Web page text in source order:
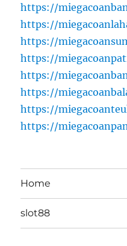
https://
https://
https://
https://
https://
https://
https://
https://
Home
slot88